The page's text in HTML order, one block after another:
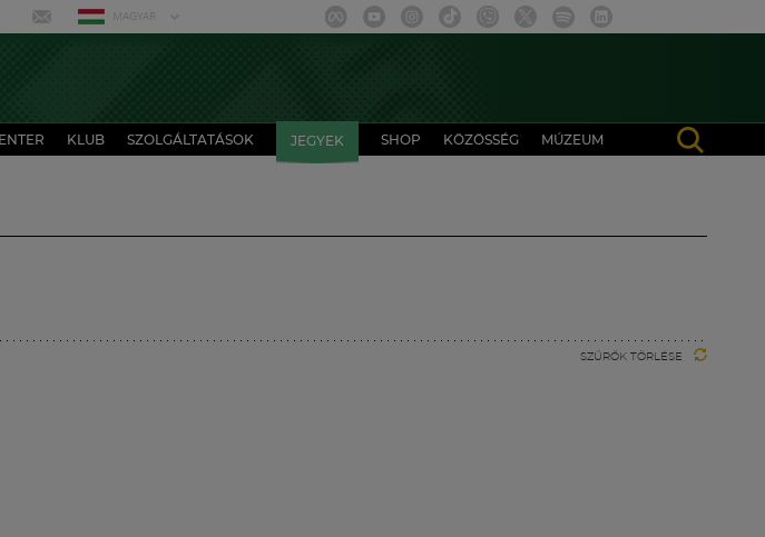
MAGYAR
KLUB SZOLGÁLTATÁSOK JEGYEK SHOP KÖZÖSSÉG MÚZEUM
SZŰRŐK TÖRLÉSE